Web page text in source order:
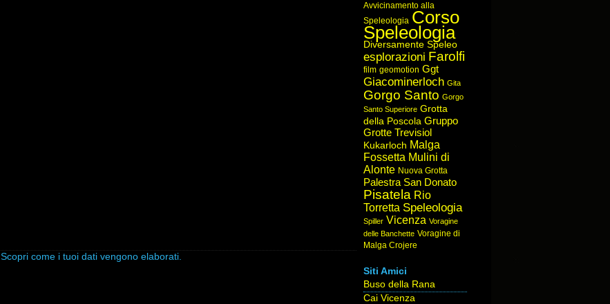
Scopri come i tuoi dati vengono elaborati.
Avvicinamento alla
Speleologia Corso
Speleologia
Diversamente Speleo
esplorazioni Farolfi
film geomotion Ggt
Giacominerloch Gita
Gorgo Santo Gorgo
Santo Superiore Grotta
della Poscola Gruppo
Grotte Trevisiol
Kukarloch Malga
Fossetta Mulini di
Alonte Nuova Grotta
Palestra San Donato
Pisatela Rio
Torretta Speleologia
Spiller Vicenza Voragine
delle Banchette Voragine di
Malga Crojere
Siti Amici
Buso della Rana
Cai Vicenza